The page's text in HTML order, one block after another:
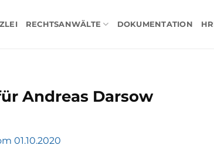
RECHTSANWÄLTE DOKUMENTATION
Andreas Darsow
01.10.2020